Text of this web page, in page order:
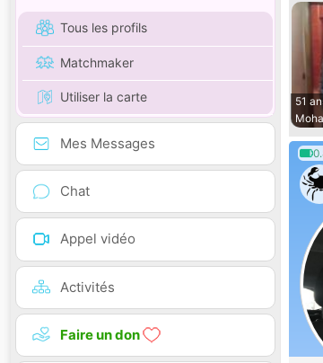
Tous les profils
Matchmaker
Utiliser la carte
Mes Messages
Chat
Appel vidéo
Activités
Faire un don
51